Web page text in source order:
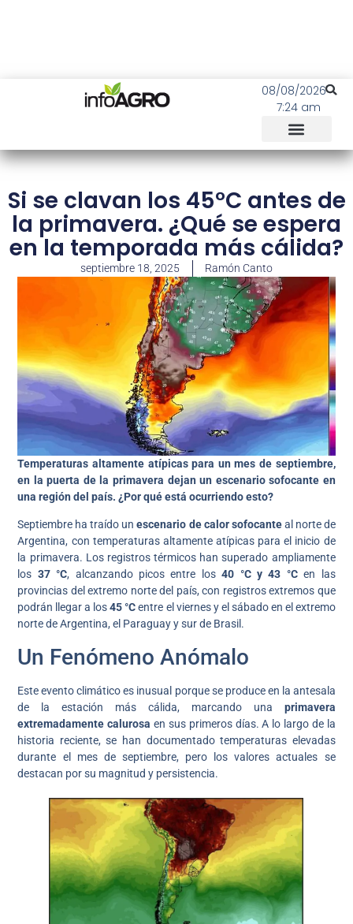
08/08/2026
7:24 am
Si se clavan los 45°C antes de
la primavera. ¿Qué se espera
en la temporada más cálida?
septiembre 18, 2025 Ramón Canto
Temperaturas altamente atípicas para un mes de septiembre,
en la puerta de la primavera dejan un escenario sofocante en
una región del país. ¿Por qué está ocurriendo esto?
Septiembre ha traído unescenario de calor sofocanteal norte de
Argentina, con temperaturas altamente atípicas para el inicio de
la primavera. Los registros térmicos han superado ampliamente
los 37 °C, alcanzando picos entre los40 °C y 43 °Cen las
provincias del extremo norte del país, con registros extremos que
podrán llegar a los45 °Centre el viernes y el sábado en el extremo
norte de Argentina, el Paraguay y sur de Brasil.
Un Fenómeno Anómalo
Este evento climático es inusual porque se produce en la antesala
de la estación más cálida, marcando una primavera
extremadamente calurosa en sus primeros días. A lo largo de la
historia reciente, se han documentado temperaturas elevadas
durante el mes de septiembre, pero los valores actuales se
destacan por su magnitud y persistencia.